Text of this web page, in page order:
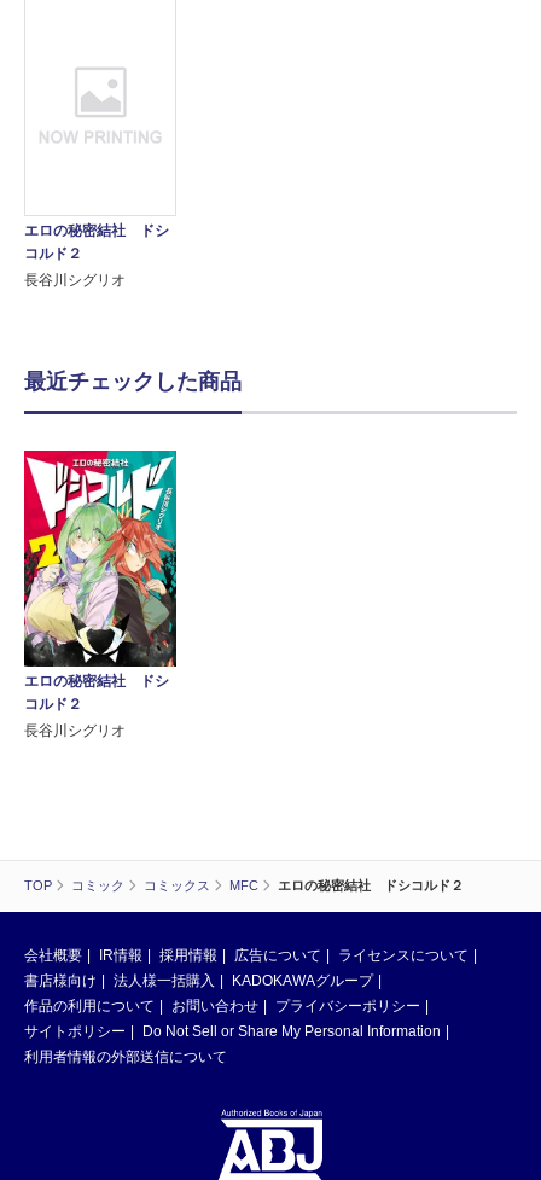
TOP コミック コミックス MFC エロの秘密結社 ドシコルド２
エロの秘密結社 ドシ
コルド２
長谷川シグリオ
最近チェックした商品
エロの秘密結社 ドシ
コルド２
長谷川シグリオ
会社概要 IR情報 採用情報 広告について
ライセンスについて
書店様向け
法人様一括購入
KADOKAWAグループ
作品の利用について
お問い合わせ
プライバシーポリシー
サイトポリシー
Do Not Sell or Share My Personal Information
利用者情報の外部送信について